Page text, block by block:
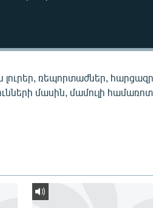
լուրեր, ռեպորտաժներ,
մասին, մամուլի համառոտ